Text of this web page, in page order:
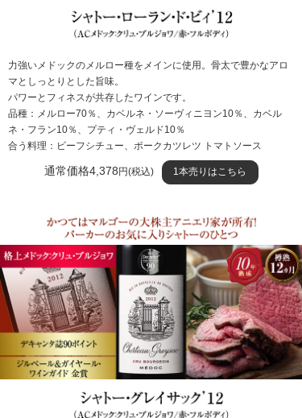
力強いメドックのメルロー種をメインに使用。骨太で豊かなアロ
マとしっとりとした旨味。
パワーとフィネスが共存したワインです。
品種：メルロー70％、カベルネ・ソーヴィニヨン10％、カベル
ネ・フラン10％、プティ・ヴェルド10％
合う料理：ビーフシチュー、ポークカツレツ トマトソース
通常価格4,378円(税込) 1本売りはこちら